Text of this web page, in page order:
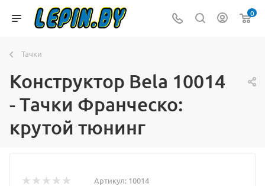
0
Тачки
Конструктор Bela 10014
- Тачки Франческо:
крутой тюнинг
Артикул: 10014